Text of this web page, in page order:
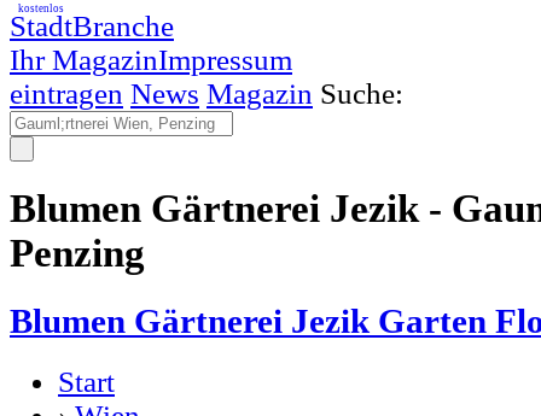
StadtBranche
Ihr MagazinImpressum
kostenlos
eintragen News Magazin Suche:
Blumen Gärtnerei Jezik -
Penzing
Blumen Gärtnerei Jezik Garten
Start